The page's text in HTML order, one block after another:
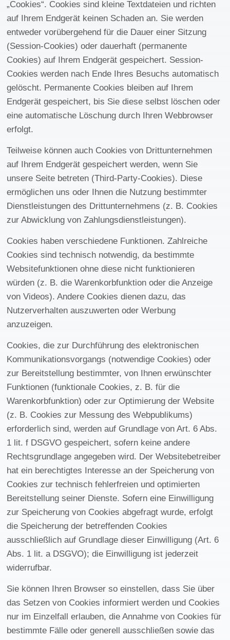
„Cookies“. Cookies sind kleine Textdateien und richten
auf Ihrem Endgerät keinen Schaden an. Sie werden
entweder vorübergehend für die Dauer einer Sitzung
(Session-Cookies) oder dauerhaft (permanente
Cookies) auf Ihrem Endgerät gespeichert. Session-
Cookies werden nach Ende Ihres Besuchs automatisch
gelöscht. Permanente Cookies bleiben auf Ihrem
Endgerät gespeichert, bis Sie diese selbst löschen oder
eine automatische Löschung durch Ihren Webbrowser
erfolgt.
Teilweise können auch Cookies von Drittunternehmen
auf Ihrem Endgerät gespeichert werden, wenn Sie
unsere Seite betreten (Third-Party-Cookies). Diese
ermöglichen uns oder Ihnen die Nutzung bestimmter
Dienstleistungen des Drittunternehmens (z. B. Cookies
zur Abwicklung von Zahlungsdienstleistungen).
Cookies haben verschiedene Funktionen. Zahlreiche
Cookies sind technisch notwendig, da bestimmte
Websitefunktionen ohne diese nicht funktionieren
würden (z. B. die Warenkorbfunktion oder die Anzeige
von Videos). Andere Cookies dienen dazu, das
Nutzerverhalten auszuwerten oder Werbung
anzuzeigen.
Cookies, die zur Durchführung des elektronischen
Kommunikationsvorgangs (notwendige Cookies) oder
zur Bereitstellung bestimmter, von Ihnen erwünschter
Funktionen (funktionale Cookies, z. B. für die
Warenkorbfunktion) oder zur Optimierung der Website
(z. B. Cookies zur Messung des Webpublikums)
erforderlich sind, werden auf Grundlage von Art. 6 Abs.
1 lit. f DSGVO gespeichert, sofern keine andere
Rechtsgrundlage angegeben wird. Der Websitebetreiber
hat ein berechtigtes Interesse an der Speicherung von
Cookies zur technisch fehlerfreien und optimierten
Bereitstellung seiner Dienste. Sofern eine Einwilligung
zur Speicherung von Cookies abgefragt wurde, erfolgt
die Speicherung der betreffenden Cookies
ausschließlich auf Grundlage dieser Einwilligung (Art. 6
Abs. 1 lit. a DSGVO); die Einwilligung ist jederzeit
widerrufbar.
Sie können Ihren Browser so einstellen, dass Sie über
das Setzen von Cookies informiert werden und Cookies
nur im Einzelfall erlauben, die Annahme von Cookies für
bestimmte Fälle oder generell ausschließen sowie das